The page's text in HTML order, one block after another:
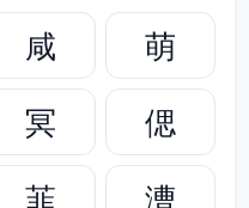
咸
萌
冥
偲
韮
漕